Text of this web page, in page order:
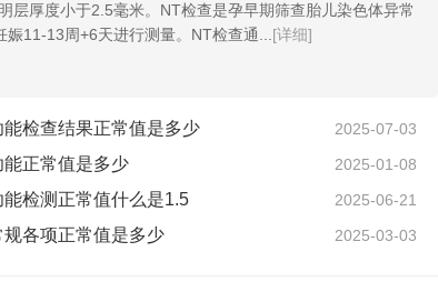
层厚度小于2.5毫米。NT检查是孕早期筛查胎儿染色体异常
11-13周+6天进行测量。NT检查通... [详细]
能检查结果正常值是多少 2025-07-03
能正常值是多少 2025-01-08
能检测正常值什么是1.5 2025-06-21
规各项正常值是多少 2025-03-03